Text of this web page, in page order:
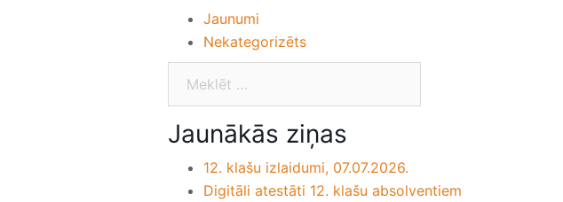
Jaunumi
Nekategorizēts
Jaunākās ziņas
12. klašu izlaidumi, 07.07.2026.
Digitāli atestāti 12. klašu absolventiem